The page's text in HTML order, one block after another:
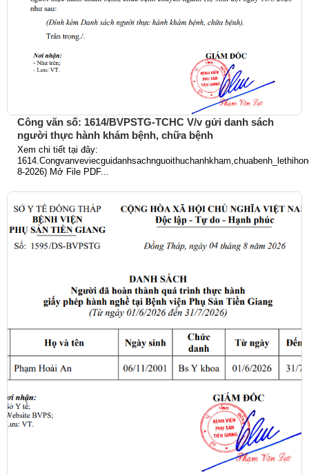
Công văn số: 1614/BVPSTG-TCHC V/v gửi danh sách
người thực hành khám bệnh, chữa bệnh
Xem chi tiết tại đây:
8-2026) Mở File PDF...